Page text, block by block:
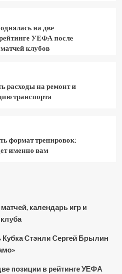
на две
УЕФА после
клубов
расходы на ремонт и
транспорта
формат тренировок:
именно вам
календарь игр и
Стэнли Сергей Брылин
позиции в рейтинге УЕФА